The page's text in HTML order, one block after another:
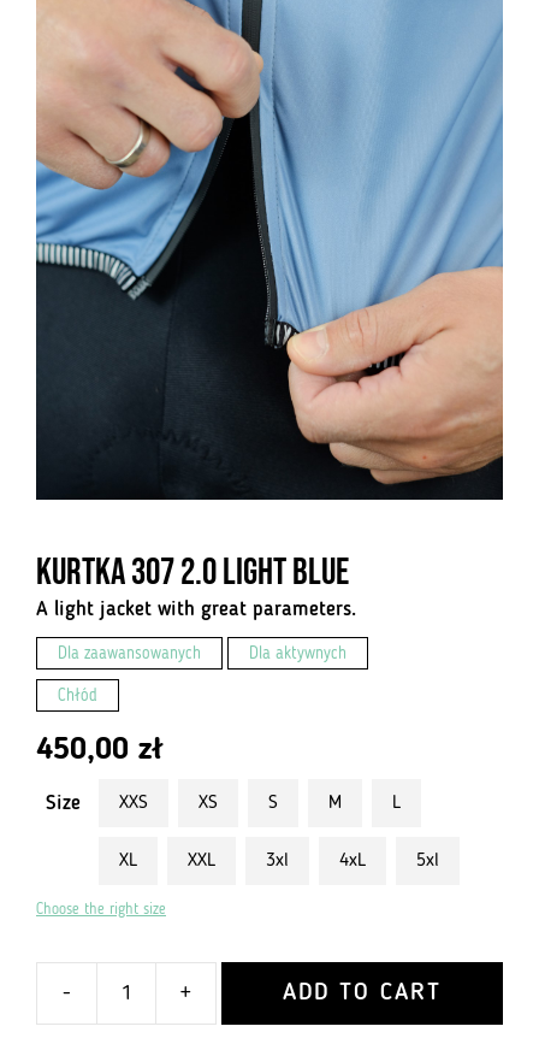
Kurtka 307 2.0 Light Blue
A light jacket with great parameters.
Dla zaawansowanych Dla aktywnych
Chłód
450,00 zł
Size XXS XS S M L
XL XXL 3xl 4xL 5xl
Choose the right size
- + ADD TO CART